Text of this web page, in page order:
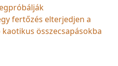
fertőzés elterjedjen a
összecsapásokba